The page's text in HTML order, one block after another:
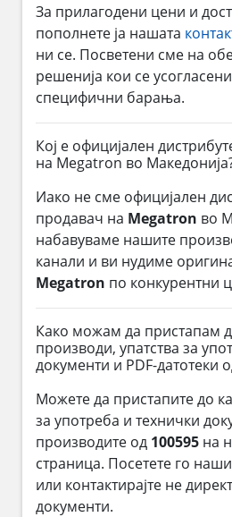
За прилагодени цени и
пополнете ја нашата
ни се. Посветени сме на
решенија кои се
специфични барања.
Кој е официјален
на Megatron во
Иако не сме официјален
продавач на Megatron во
набавуваме нашите
канали и ви нудиме
Megatron по конкурентни
Како можам да пристапам
производи, упатства за
документи и PDF-датотеки
Можете да пристапите до
за употреба и технички
производите од 100595 на
страница. Посетете го
или контактирајте не
документи.